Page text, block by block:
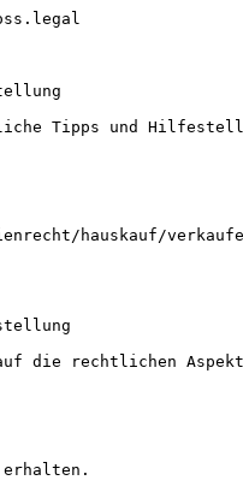
Tipps und
hauskauf/
die rechtlichen